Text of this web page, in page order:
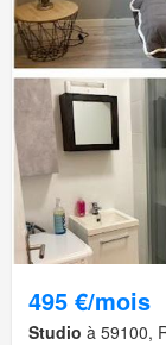
495 €/mois
Studio à 59100,